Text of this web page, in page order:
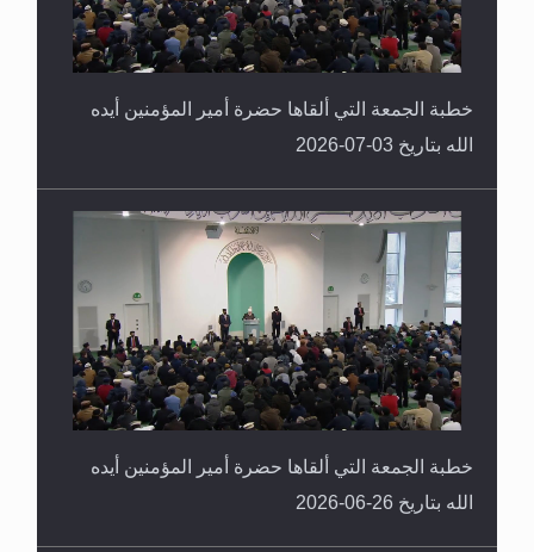
خطبة الجمعة التي ألقاها حضرة أمير المؤمنين أيده
الله بتاريخ 03-07-2026
خطبة الجمعة التي ألقاها حضرة أمير المؤمنين أيده
الله بتاريخ 26-06-2026